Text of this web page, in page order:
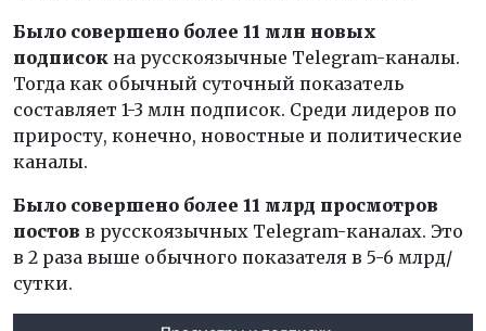
Было совершено более 11 млн новых
подписок на русскоязычные Telegram-каналы.
Тогда как обычный суточный показатель
составляет 1-3 млн подписок. Среди лидеров по
приросту, конечно, новостные и политические
каналы.
Было совершено более 11 млрд просмотров
постов в русскоязычных Telegram-каналах. Это
в 2 раза выше обычного показателя в 5-6 млрд/
сутки.